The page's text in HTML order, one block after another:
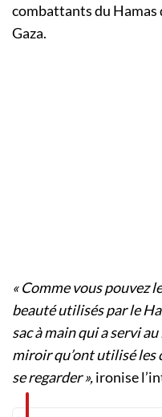
combattants du Hamas
Gaza.
« Comme vous pouvez
beauté utilisés par le
sac à main qui a servi
miroir qu’ont utilisé
se regarder »,ironise